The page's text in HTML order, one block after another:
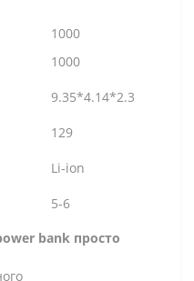
1000
1000
9.35*4.14*2.3
129
Li-ion
5-6
bank просто